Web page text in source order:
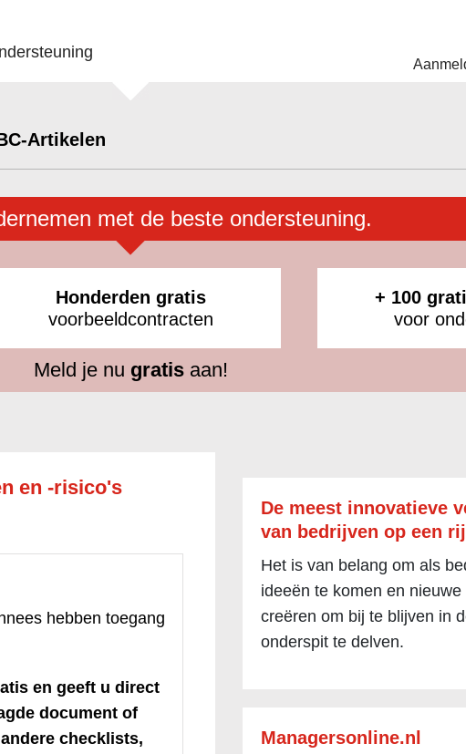
Artikelen
met de beste ondersteuning.
Honderden gratis
voorbeeldcontracten
+ 100
voor
Meld je nu gratisaan!
en -risico's
hebben toegang
en geeft u direct
document of
checklists,
De meest innovatieve
van bedrijven op een
Het is van belang om als
ideeën te komen en
creëren om bij te blijven in
onderspit te delven.
Managersonline.nl